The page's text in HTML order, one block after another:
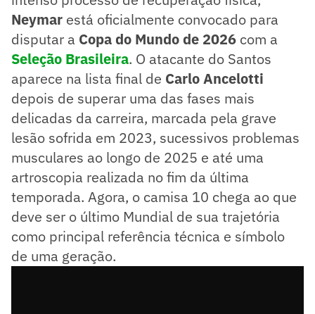
Neymar está oficialmente convocado para
disputar a Copa do Mundo de 2026 com a
Seleção Brasileira. O atacante do Santos
aparece na lista final de Carlo Ancelotti
depois de superar uma das fases mais
delicadas da carreira, marcada pela grave
lesão sofrida em 2023, sucessivos problemas
musculares ao longo de 2025 e até uma
artroscopia realizada no fim da última
temporada. Agora, o camisa 10 chega ao que
deve ser o último Mundial de sua trajetória
como principal referência técnica e símbolo
de uma geração.